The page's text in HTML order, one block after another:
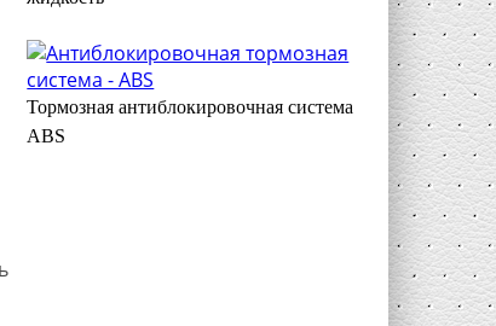
Тормозная антиблокировочная система
ABS